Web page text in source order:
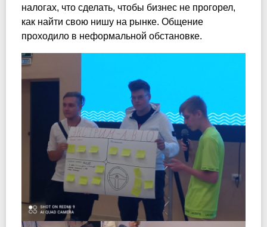
налогах, что сделать, чтобы бизнес не прогорел,
как найти свою нишу на рынке. Общение
проходило в неформальной обстановке.